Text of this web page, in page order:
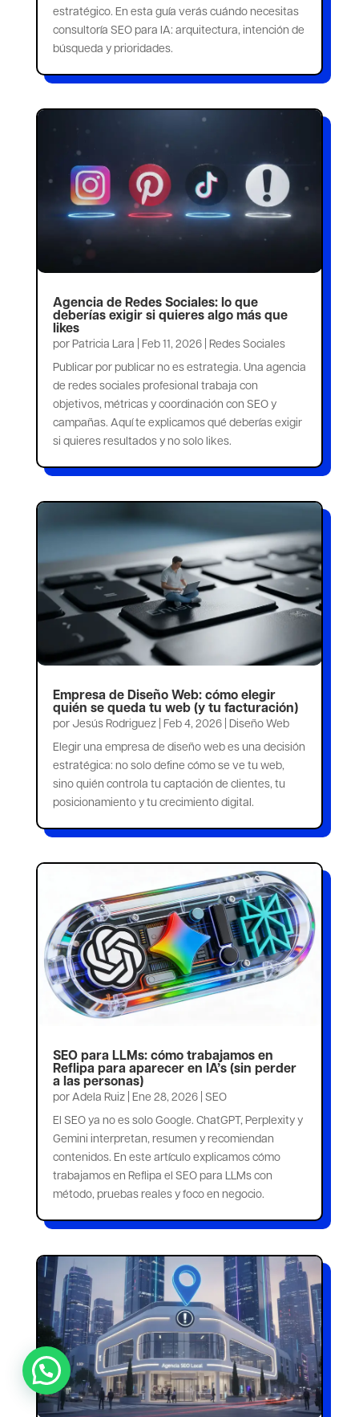
estratégico. En esta guía verás cuándo necesitas
consultoría SEO para IA: arquitectura, intención de
búsqueda y prioridades.
Agencia de Redes Sociales: lo que
deberías exigir si quieres algo más que
likes
por Patricia Lara Feb 11, 2026| Redes Sociales
Publicar por publicar no es estrategia. Una agencia
de redes sociales profesional trabaja con
objetivos, métricas y coordinación con SEO y
campañas. Aquí te explicamos qué deberías exigir
si quieres resultados y no solo likes.
Empresa de Diseño Web: cómo elegir
quién se queda tu web (y tu facturación)
por Jesús Rodriguez| Feb 4, 2026| Diseño Web
Elegir una empresa de diseño web es una decisión
estratégica: no solo define cómo se ve tu web,
sino quién controla tu captación de clientes, tu
posicionamiento y tu crecimiento digital.
SEO para LLMs: cómo trabajamos en
Reflipa para aparecer en IA’s (sin perder
a las personas)
por Adela Ruiz| Ene 28, 2026| SEO
El SEO ya no es solo Google. ChatGPT, Perplexity y
Gemini interpretan, resumen y recomiendan
contenidos. En este artículo explicamos cómo
trabajamos en Reflipa el SEO para LLMs con
método, pruebas reales y foco en negocio.